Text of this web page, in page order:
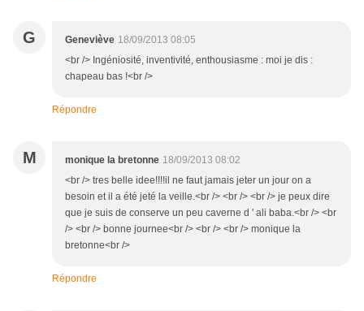
G Geneviève 18/09/2013 08:05
<br /> Ingéniosité, inventivité, enthousiasme : moi je dis :
chapeau bas !<br />
Répondre
M monique la bretonne 18/09/2013 08:02
<br /> tres belle idee!!!!il ne faut jamais jeter un jour on a
besoin et il a été jeté la veille.<br /> <br /> <br /> je peux dire
que je suis de conserve un peu caverne d ' ali baba.<br /> <br
/> <br /> bonne journee<br /> <br /> <br /> monique la
bretonne<br />
Répondre